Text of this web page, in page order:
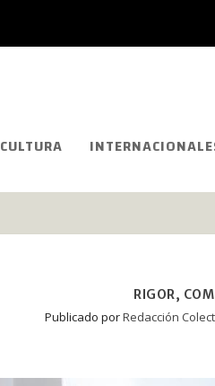
CULTURA
RIGOR,
Publicado porRedacción